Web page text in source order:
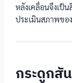
หลังเคลื่อนจึงเป็
ประเมินสภาพขอ
กระดูกสั